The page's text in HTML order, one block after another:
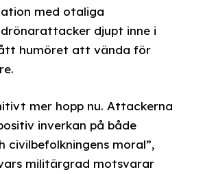
med otaliga
djupt inne i
humöret att vända för
mer hopp nu. Attackerna
inverkan på både
civilbefolkningens moral”,
militärgrad motsvarar